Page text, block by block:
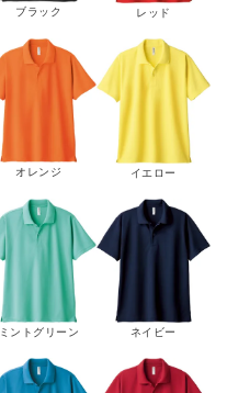
ブラック レッド
オレンジ イエロー
ミントグリーン ネイビー